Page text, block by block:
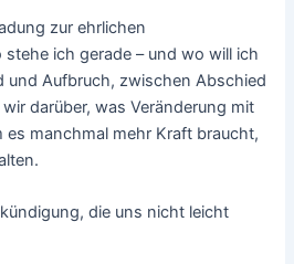
zur ehrlichen
ich gerade – und wo will ich
und Aufbruch, zwischen Abschied
darüber, was Veränderung mit
es manchmal mehr Kraft braucht,
die uns nicht leicht